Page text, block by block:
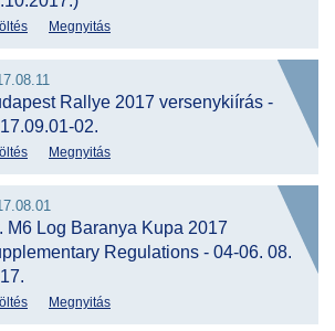
Megnyitás
Rallye 2017 versenykiírás -
02.
Megnyitás
M6 Log Baranya Kupa 2017
Regulations - 04-06. 08.
Megnyitás